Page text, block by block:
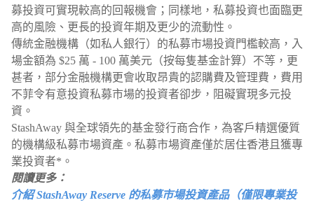
募投資可實現較高的回報機會；同樣地，私募投資也面臨更
高的風險、更長的投資年期及更少的流動性。
傳統金融機構（如私人銀行）的私募市場投資門檻較高，入
場金額為 $25 萬 - 100 萬美元（按每隻基金計算）不等，更
甚者，部分金融機構更會收取昂貴的認購費及管理費，費用
不菲令有意投資私募市場的投資者卻步，阻礙實現多元投
資。
StashAway 與全球領先的基金發行商合作，為客戶精選優質
的機構級私募市場資產。私募市場資產僅於居住香港且獲專
業投資者*。
閱讀更多：
介紹 StashAway Reserve 的私募市場投資產品（僅限專業投